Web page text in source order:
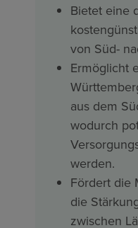
Bietet eine
von Süd-
Ermöglicht
aus dem
wodurch
werden.
Fördert die
die
zwischen